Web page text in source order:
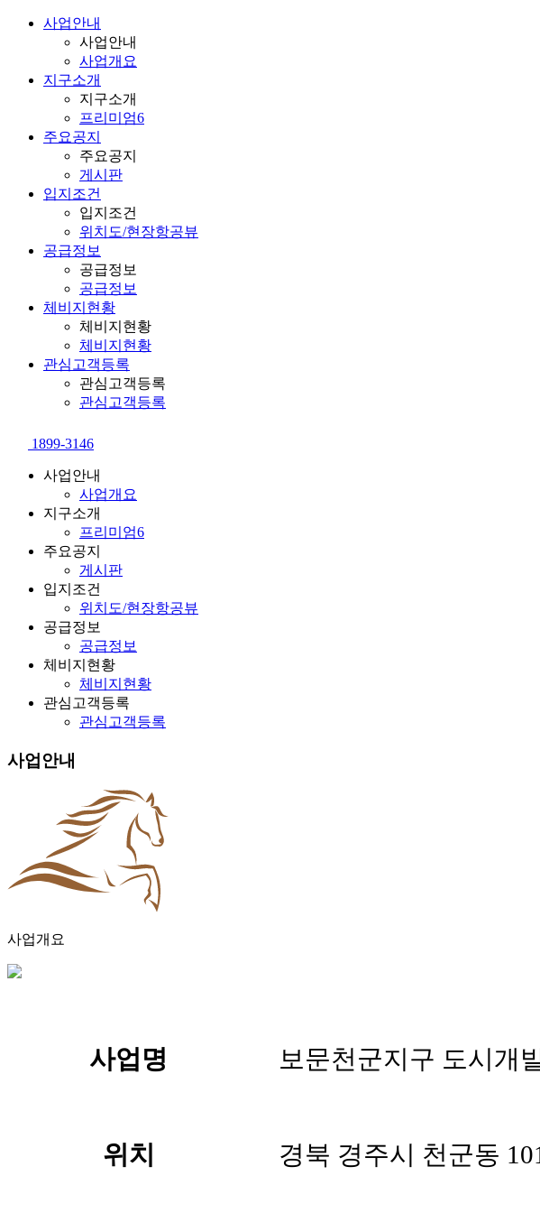
사업안내
사업안내
사업개요
지구소개
지구소개
프리미엄6
주요공지
주요공지
게시판
입지조건
입지조건
위치도/현장항공뷰
공급정보
공급정보
공급정보
체비지현황
체비지현황
체비지현황
관심고객등록
관심고객등록
관심고객등록
1899-3146
사업안내
사업개요
지구소개
프리미엄6
주요공지
게시판
입지조건
위치도/현장항공뷰
공급정보
공급정보
체비지현황
체비지현황
관심고객등록
관심고객등록
사업안내
사업개요
사업명 보문천군지구 도시개
위치 경북 경주시 천군동